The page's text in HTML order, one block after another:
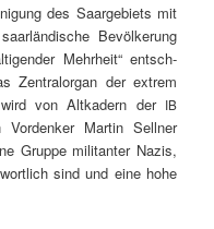
des Saarge­bi­ets mit
Bevölkerung
Mehrheit“ entsch­
Zen­tralor­gan der extrem
von Altkadern der IB
Mar­tin Sell­ner
Gruppe mil­i­tan­ter Nazis,
sind und eine hohe